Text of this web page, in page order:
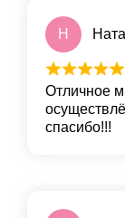
Н
Отличное
спасибо!!!